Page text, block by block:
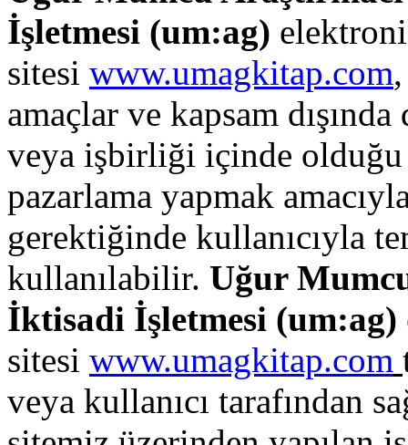
İşletmesi (um:ag)
sitesi www.umagkitap.com
amaçlar ve kapsam
veya işbirliği içinde olduğu
pazarlama yapmak
gerektiğinde kullanıcıyla
kullanılabilir. Uğur
İktisadi İşletmesi (um:ag)
sitesi www.umagkitap.com
veya kullanıcı tarafından